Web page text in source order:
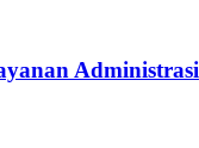
Administrasi